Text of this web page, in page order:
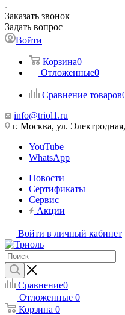
Заказать звонок
Задать вопрос
Войти
Корзина0
Отложенные0
Сравнение товаров
info@triol1.ru
г. Москва, ул.
YouTube
WhatsApp
Новости
Сертификаты
Сервис
Акции
Войти в личный кабинет
Сравнение0
Отложенные 0
Корзина 0